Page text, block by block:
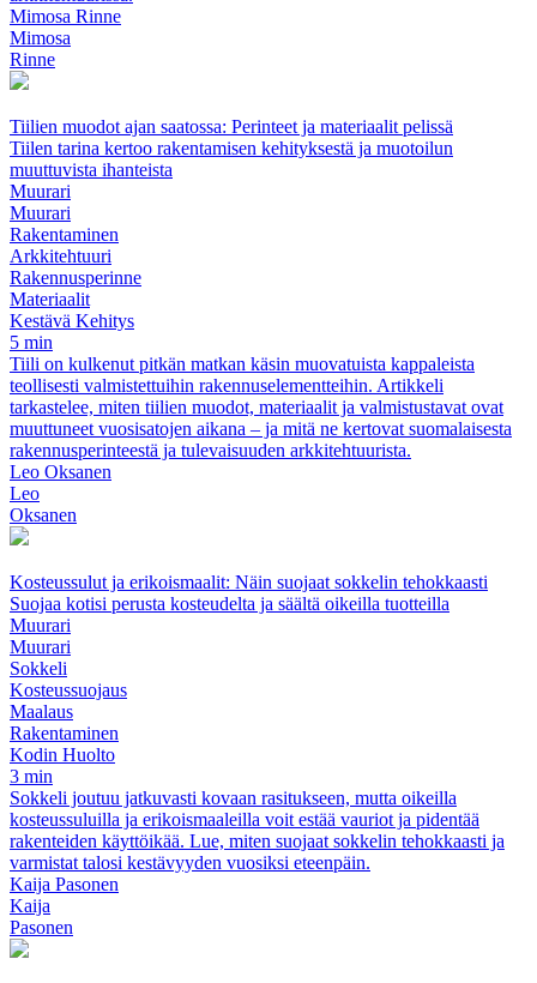
Mimosa Rinne
Mimosa
Rinne
Tiilien muodot ajan saatossa: Perinteet ja materiaalit pelissä
Tiilen tarina kertoo rakentamisen kehityksestä ja muotoilun
muuttuvista ihanteista
Muurari
Muurari
Rakentaminen
Arkkitehtuuri
Rakennusperinne
Materiaalit
Kestävä Kehitys
5 min
Tiili on kulkenut pitkän matkan käsin muovatuista kappaleista
teollisesti valmistettuihin rakennuselementteihin. Artikkeli
tarkastelee, miten tiilien muodot, materiaalit ja valmistustavat ovat
muuttuneet vuosisatojen aikana – ja mitä ne kertovat suomalaisesta
rakennusperinteestä ja tulevaisuuden arkkitehtuurista.
Leo Oksanen
Leo
Oksanen
Kosteussulut ja erikoismaalit: Näin suojaat sokkelin tehokkaasti
Suojaa kotisi perusta kosteudelta ja säältä oikeilla tuotteilla
Muurari
Muurari
Sokkeli
Kosteussuojaus
Maalaus
Rakentaminen
Kodin Huolto
3 min
Sokkeli joutuu jatkuvasti kovaan rasitukseen, mutta oikeilla
kosteussuluilla ja erikoismaaleilla voit estää vauriot ja pidentää
rakenteiden käyttöikää. Lue, miten suojaat sokkelin tehokkaasti ja
varmistat talosi kestävyyden vuosiksi eteenpäin.
Kaija Pasonen
Kaija
Pasonen